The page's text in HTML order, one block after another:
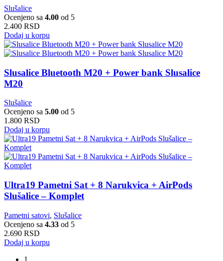
Slušalice
Ocenjeno sa 4.00 od 5
2.400 RSD
Dodaj u korpu
Slusalice Bluetooth M20 + Power bank Slusalice
M20
Slušalice
Ocenjeno sa 5.00 od 5
1.800 RSD
Dodaj u korpu
Ultra19 Pametni Sat + 8 Narukvica + AirPods
Slušalice – Komplet
Pametni satovi, Slušalice
Ocenjeno sa 4.33 od 5
2.690 RSD
Dodaj u korpu
1